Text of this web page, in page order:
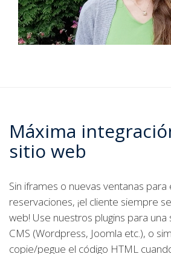
sitio web
reservaciones, ¡el cliente siempre
web! Use nuestros plugins para una
CMS (Wordpress, Joomla etc.), o
copie/pegue el código HTML
software como Weebly. Nuestro